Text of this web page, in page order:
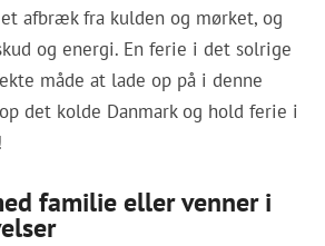
afbræk fra kulden og mørket, og
og energi. En ferie i det solrige
måde at lade op på i denne
det kolde Danmark og hold ferie i
familie eller venner i